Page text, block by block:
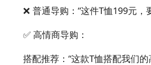
❌ 普通导购：“这件T恤199元，
✅ 高情商导购：
搭配推荐：“这款T恤搭配我们的